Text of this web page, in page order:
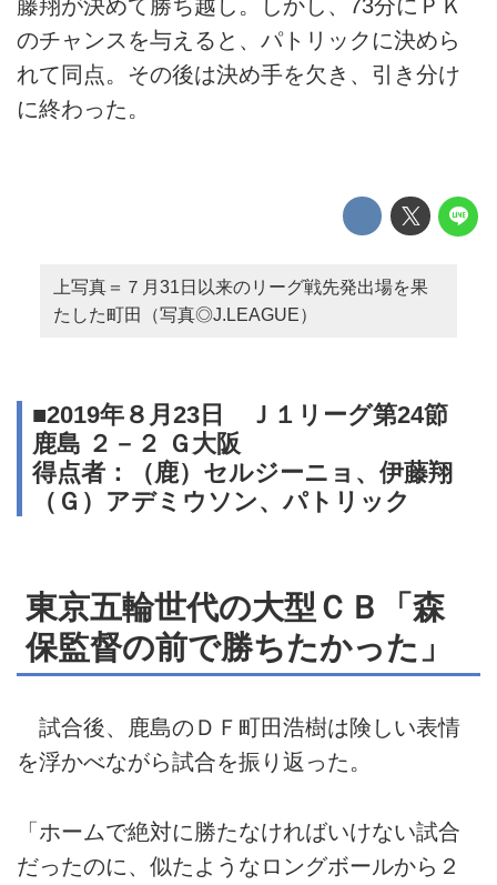
藤翔が決めて勝ち越し。しかし、73分にＰＫ
のチャンスを与えると、パトリックに決めら
れて同点。その後は決め手を欠き、引き分け
に終わった。
上写真＝７月31日以来のリーグ戦先発出場を果
たした町田（写真◎J.LEAGUE）
■2019年８月23日 Ｊ１リーグ第24節
鹿島 ２－２ Ｇ大阪
得点者：（鹿）セルジーニョ、伊藤翔
（Ｇ）アデミウソン、パトリック
東京五輪世代の大型ＣＢ「森
保監督の前で勝ちたかった」
試合後、鹿島のＤＦ町田浩樹は険しい表情
を浮かべながら試合を振り返った。
「ホームで絶対に勝たなければいけない試合
だったのに、似たようなロングボールから２